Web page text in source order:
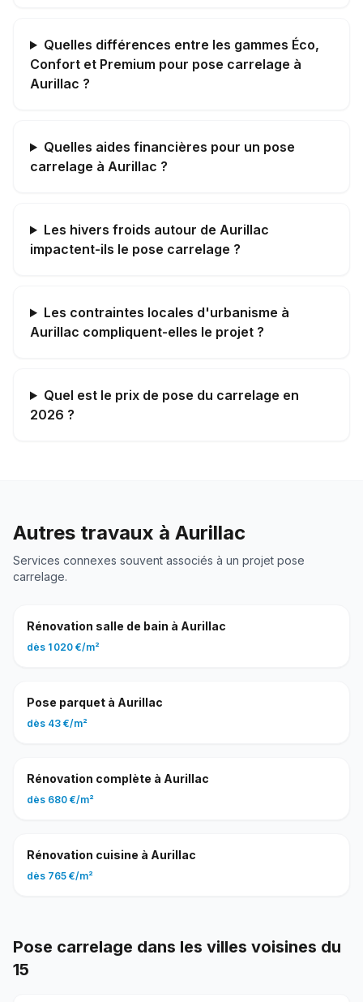
Quelles différences entre les gammes Éco,
Confort et Premium pour pose carrelage à
Aurillac ?
Quelles aides financières pour un pose
carrelage à Aurillac ?
Les hivers froids autour de Aurillac
impactent-ils le pose carrelage ?
Les contraintes locales d'urbanisme à
Aurillac compliquent-elles le projet ?
Quel est le prix de pose du carrelage en
2026 ?
Autres travaux à Aurillac
Services connexes souvent associés à un projet pose
carrelage.
Rénovation salle de bain à Aurillac
dès 1 020 €/m²
Pose parquet à Aurillac
dès 43 €/m²
Rénovation complète à Aurillac
dès 680 €/m²
Rénovation cuisine à Aurillac
dès 765 €/m²
Pose carrelage dans les villes voisines du
15